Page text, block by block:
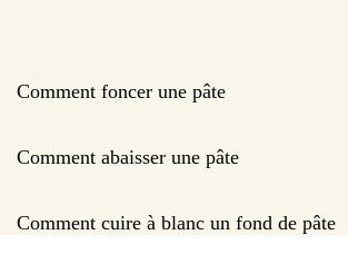
Comment foncer une pâte
Comment abaisser une pâte
Comment cuire à blanc un fond de pâte